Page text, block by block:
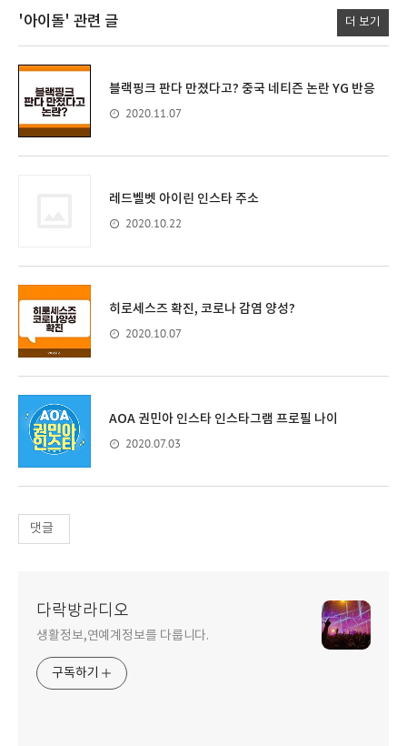
'아이돌' 관련 글 더 보기
블랙핑크 판다 만졌다고? 중국 네티즌 논란 YG 반응
2020.11.07
레드벨벳 아이린 인스타 주소
2020.10.22
히로세스즈 확진, 코로나 감염 양성?
2020.10.07
AOA 권민아 인스타 인스타그램 프로필 나이
2020.07.03
댓글
다락방라디오
생활정보,연예계정보를 다룹니다.
구독하기